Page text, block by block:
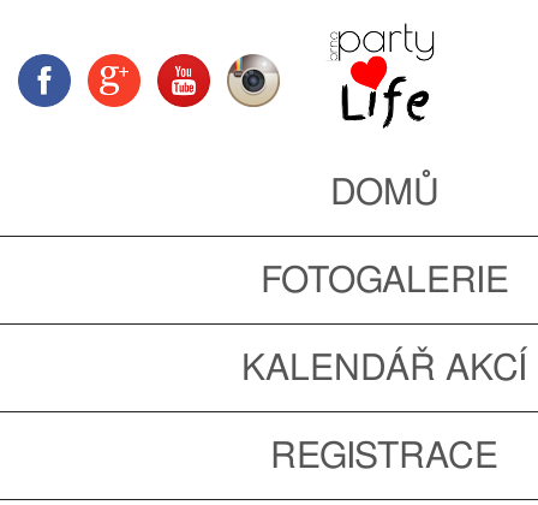
DOMŮ
FOTOGALERIE
KALENDÁŘ AKCÍ
REGISTRACE